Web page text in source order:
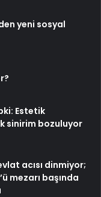
yeni sosyal
Estetik
sinirim bozuluyor
acısı dinmiyor;
mezarı başında